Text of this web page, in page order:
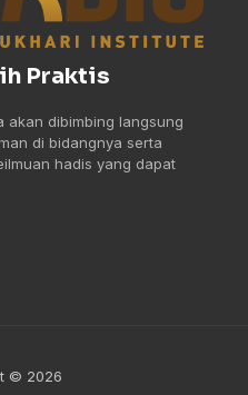
Praktis
akan dibimbing langsung
di bidangnya serta
hadis yang dapat
© 2026